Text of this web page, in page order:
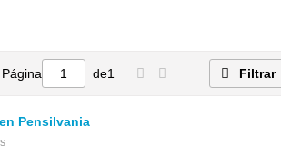
Página de1 Filtrar
Pensilvania